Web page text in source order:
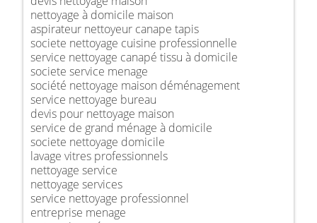
nettoyage à domicile maison
aspirateur nettoyeur canape tapis
societe nettoyage cuisine professionnelle
service nettoyage canapé tissu à domicile
societe service menage
société nettoyage maison déménagement
service nettoyage bureau
devis pour nettoyage maison
service de grand ménage à domicile
societe nettoyage domicile
lavage vitres professionnels
nettoyage service
nettoyage services
service nettoyage professionnel
entreprise menage